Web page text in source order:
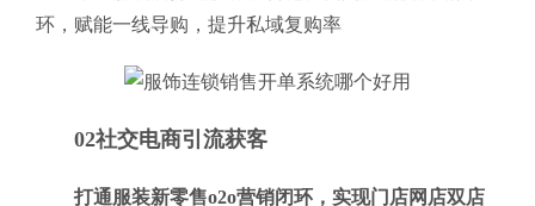
环，赋能一线导购，提升私域复购率
02社交电商引流获客
打通服装新零售o2o营销闭环，实现门店网店双店